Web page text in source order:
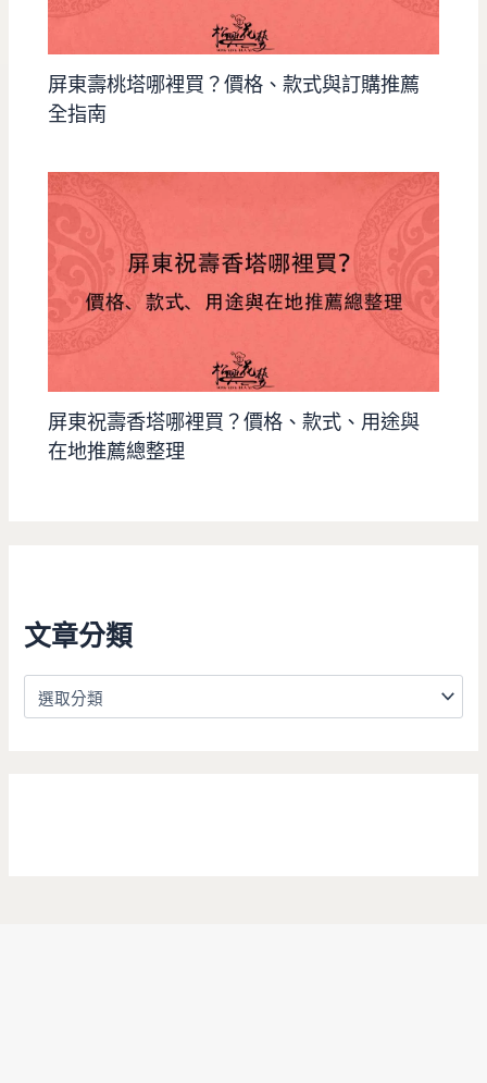
文章分類
屏東壽桃塔哪裡買？價格、款式與訂購推薦
全指南
屏東祝壽香塔哪裡買？價格、款式、用途與
在地推薦總整理